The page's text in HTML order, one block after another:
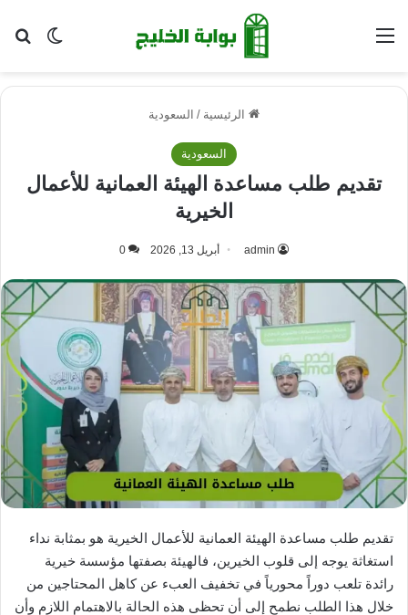
الوضع القائمة
الرئيسية / السعودية
السعودية
تقديم طلب مساعدة الهيئة العمانية للأعمال
الخيرية
admin أبريل 13, 2026 0
تقديم طلب مساعدة الهيئة العمانية للأعمال الخيرية هو بمثابة نداء
استغاثة يوجه إلى قلوب الخيرين، فالهيئة بصفتها مؤسسة خيرية
رائدة تلعب دوراً محورياً في تخفيف العبء عن كاهل المحتاجين من
خلال هذا الطلب نطمح إلى أن تحظى هذه الحالة بالاهتمام اللازم وأن